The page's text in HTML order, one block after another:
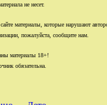
не несет.
материалы, которые нарушают
пожалуйста, сообщите нам.
материалы 18+!
обязательна.